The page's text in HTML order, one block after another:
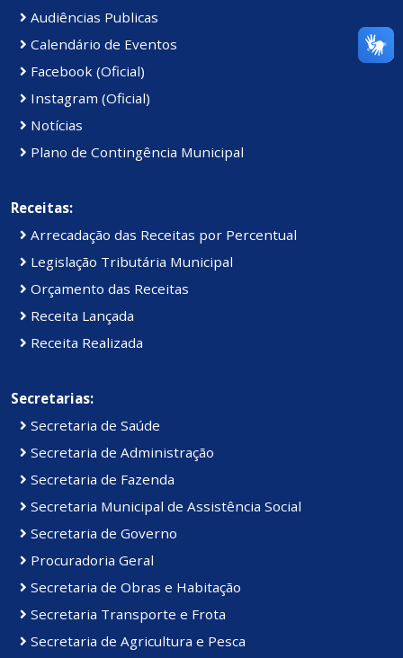
Audiências Publicas
Calendário de Eventos
Facebook (Oficial)
Instagram (Oficial)
Notícias
Plano de Contingência Municipal
Receitas:
Arrecadação das Receitas por Percentual
Legislação Tributária Municipal
Orçamento das Receitas
Receita Lançada
Receita Realizada
Secretarias:
Secretaria de Saúde
Secretaria de Administração
Secretaria de Fazenda
Secretaria Municipal de Assistência Social
Secretaria de Governo
Procuradoria Geral
Secretaria de Obras e Habitação
Secretaria Transporte e Frota
Secretaria de Agricultura e Pesca